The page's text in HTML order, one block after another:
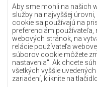
Aby sme mohli na našich
služby na najvyššej
cookie sa používajú na
preferenciám
webových stránok, na
relácie používateľa
súborov cookie môžete
nastavenia". Ak chcete
všetkých vyššie
zariadení, kliknite na